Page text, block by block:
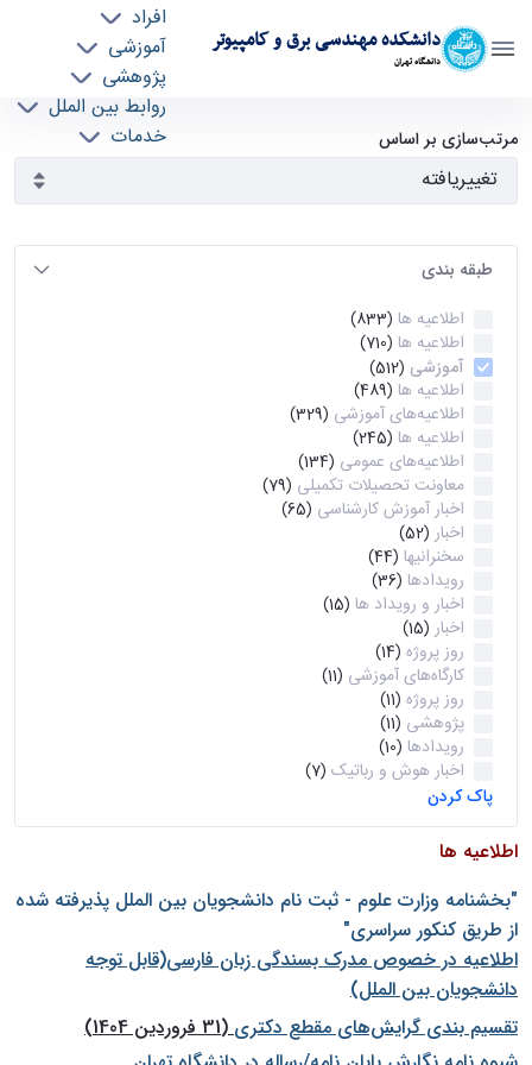
دانشکده مهندسی برق و کامپیوتر
دانشگاه تهران
افراد
آموزشی
پژوهشی
روابط بین الملل
خدمات
آرشیو اطلاعیه ها - ece- دانشکده مهندسی برق و
کامپیوتر
مرتب‌سازی بر اساس
طبقه بندی
اطلاعیه ها (833)
اطلاعیه ها (710)
آموزشی (512)
اطلاعیه ها (489)
اطلاعیه‌های‌ آموزشی (329)
اطلاعیه ها (245)
اطلاعیه‌های عمومی (134)
معاونت تحصیلات تکمیلی (79)
اخبار آموزش کارشناسی (65)
اخبار (52)
سخنرانیها (44)
رویدادها (36)
اخبار و رویداد ها (15)
اخبار (15)
روز پروژه (14)
کارگاه‌های آموزشی (11)
روز پروژه (11)
پژوهشی (11)
رویدادها (10)
اخبار هوش و رباتیک (7)
پاک کردن
اطلاعیه ها
"بخشنامه وزارت علوم - ثبت نام دانشجويان بين الملل پذيرفته شده
از طريق كنكور سراسری"
اطلاعیه در خصوص مدرک بسندگی زبان فارسی(قابل توجه
دانشجویان بین الملل)
تقسیم بندی گرایش‌های مقطع دکتری(31 فروردین 1404)